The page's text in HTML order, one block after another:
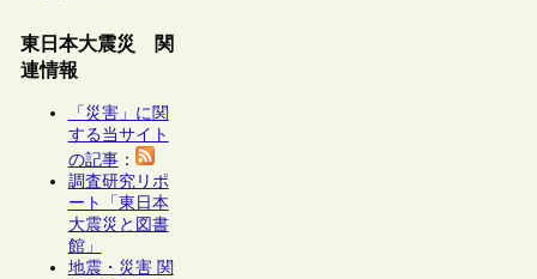
東日本大震災 関
連情報
「災害」に関
する当サイト
の記事：
調査研究リポ
ート「東日本
大震災と図書
館」
地震・災害 関